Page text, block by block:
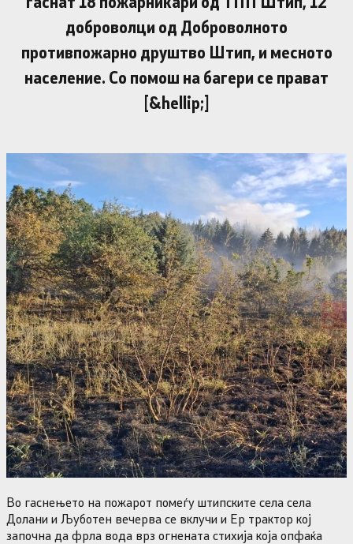
доброволци од Доброволното
противпожарно друштво Штип, и месното
население. Со помош на багери се прават
[&hellip;]
Во гаснењето на пожарот помеѓу штипските села села
Долани и Љуботен вечерва се вклучи и Ер трактор кој
започна да фрла вода врз огнената стихија која опфаќа